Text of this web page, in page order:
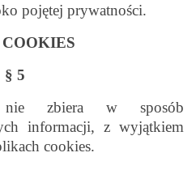
pojętej prywatności.
§ 5
nie zbiera w sposób
informacji, z wyjątkiem
cookies.